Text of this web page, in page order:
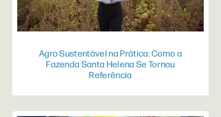
Agro Sustentável na Prática: Como a
Fazenda Santa Helena Se Tornou
Referência